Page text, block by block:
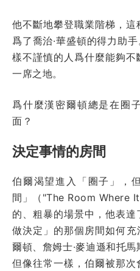
他不斷地攀登職業階梯，
爲了喬治·華盛頓的得力助
樣不謹慎的人爲什麼能夠
一席之地。
爲什麼漢密爾頓總是在圈
面？
決定事情的房間
伯爾渴望進入「圈子」，
間」（"The Room Where
的、粗暴的場景中，他表
做決定」的那個房間如何
爾頓、詹姆士·麥迪遜和托馬
但像往常一樣，伯爾被那